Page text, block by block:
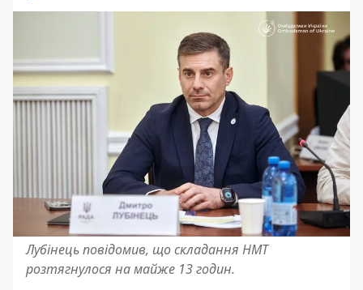
Лубінець повідомив, що складання НМТ
розтягнулося на майже 13 годин.